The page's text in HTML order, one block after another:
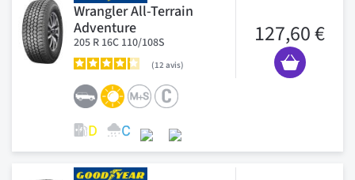
Wrangler All-Terrain
Adventure
205 R 16C 110/108S
12 avis
127,60 €